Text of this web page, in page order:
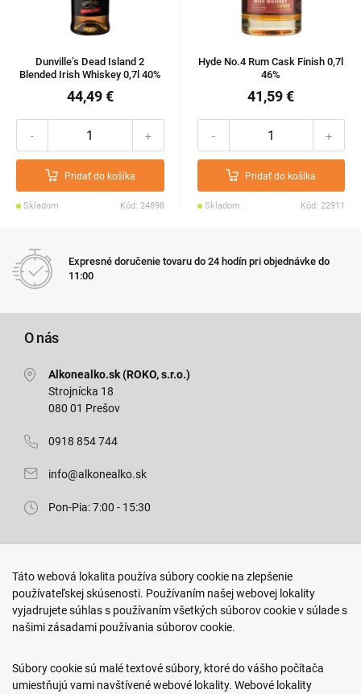
Dunville’s Dead Island 2
Blended Irish Whiskey 0,7l 40%
44,49 €
- +
Pridať do košíka
Skladom Kód: 24898
Hyde No.4 Rum Cask Finish 0,7l
46%
41,59 €
- +
Pridať do košíka
Skladom Kód: 22911
Expresné doručenie tovaru do 24 hodín pri objednávke do
11:00
O nás
Alkonealko.sk (ROKO, s.r.o.)
Strojnícka 18
080 01 Prešov
0918 854 744
info@alkonealko.sk
Pon-Pia: 7:00 - 15:30
Arm. gen. Svobodu 23/A
080 01 Prešov
0917 466 578
sekcovpredajna@doroka.sk
Táto webová lokalita používa súbory cookie na zlepšenie
používateľskej skúsenosti. Používaním našej webovej lokality
vyjadrujete súhlas s používaním všetkých súborov cookie v súlade s
našimi zásadami používania súborov cookie.
Súbory cookie sú malé textové súbory, ktoré do vášho počítača
umiestňujú vami navštívené webové lokality. Webové lokality